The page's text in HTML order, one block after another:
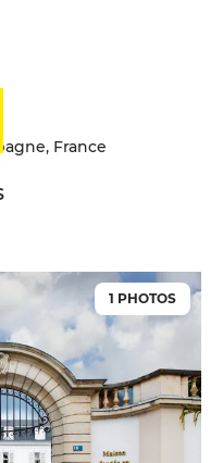
France
1 PHOTOS